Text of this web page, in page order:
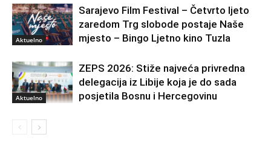
Aktuelno
Sarajevo Film Festival – Četvrto ljeto
zaredom Trg slobode postaje Naše
mjesto – Bingo Ljetno kino Tuzla
Aktuelno
ZEPS 2026: Stiže najveća privredna
delegacija iz Libije koja je do sada
posjetila Bosnu i Hercegovinu